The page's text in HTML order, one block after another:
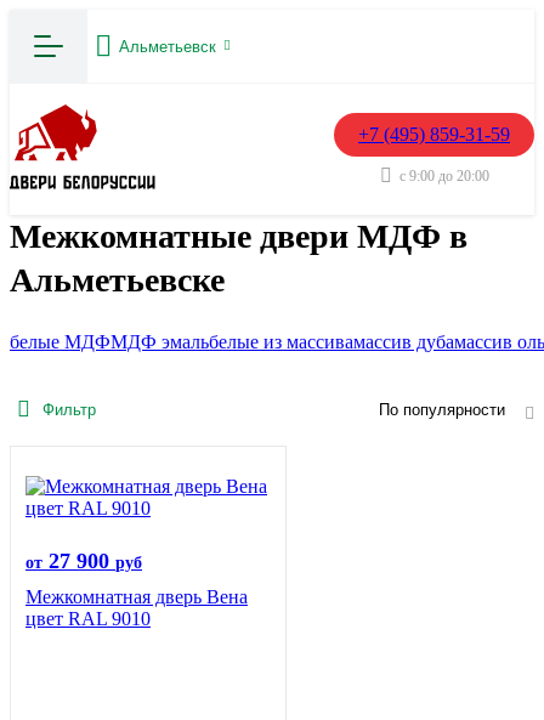
Альметьевск
+7 (495) 859-31-59
с 9:00 до 20:00
Межкомнатные двери МДФ в
Альметьевске
белые МДФМДФ эмальбелые из массивамассив дубамассив
Фильтр По популярности
от 27 900 руб
Межкомнатная дверь Вена
цвет RAL 9010